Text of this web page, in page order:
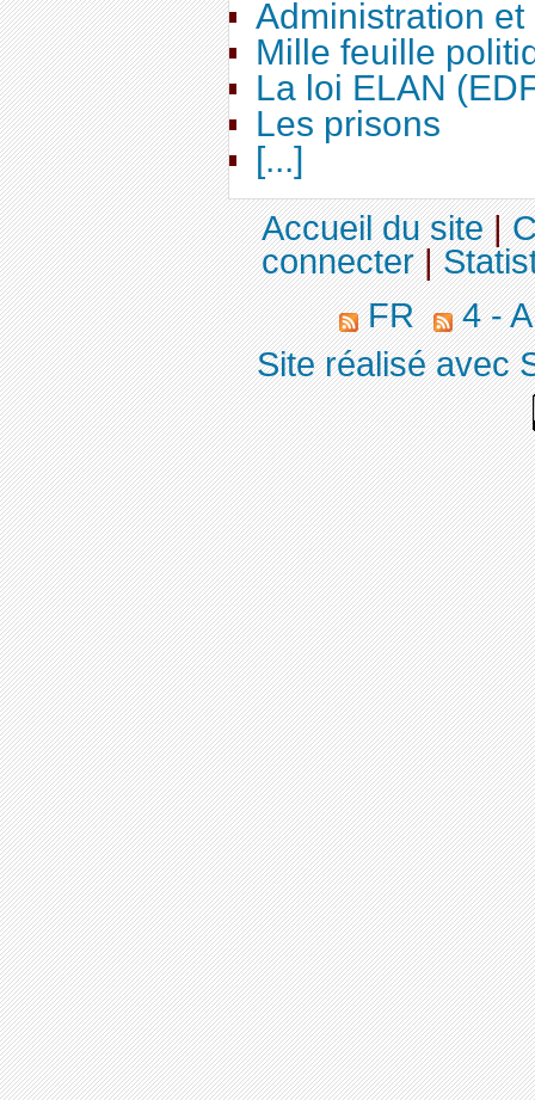
Administration
Mille feuille
La loi ELAN
Les prisons
[...]
Accueil du site|
connecter|
FR
4 -
Site réalisé avec